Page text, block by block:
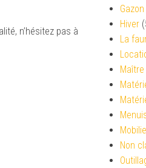
n’hésitez pas à
Gazon
Hiver
La
Non